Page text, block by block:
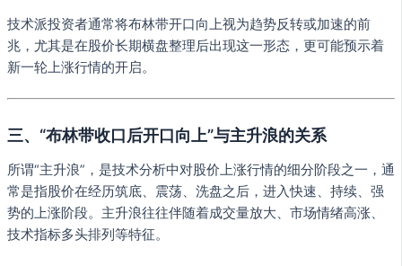
技术派投资者通常将布林带开口向上视为趋势反转或加速的前
兆，尤其是在股价长期横盘整理后出现这一形态，更可能预示着
新一轮上涨行情的开启。
三、“布林带收口后开口向上”与主升浪的关系
所谓“主升浪”，是技术分析中对股价上涨行情的细分阶段之一，通
常是指股价在经历筑底、震荡、洗盘之后，进入快速、持续、强
势的上涨阶段。主升浪往往伴随着成交量放大、市场情绪高涨、
技术指标多头排列等特征。